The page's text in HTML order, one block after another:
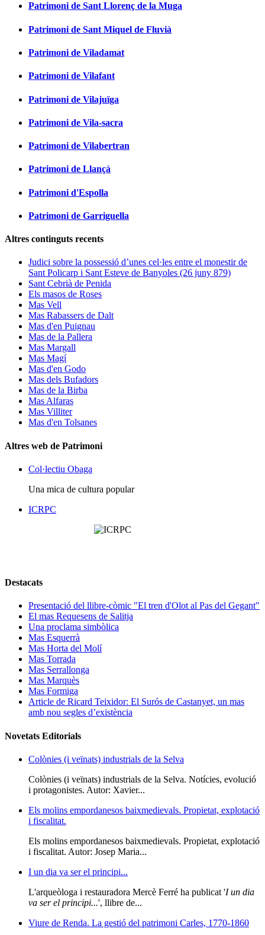
Patrimoni de Sant Llorenç de la Muga
Patrimoni de Sant Miquel de Fluvià
Patrimoni de Viladamat
Patrimoni de Vilafant
Patrimoni de Vilajuïga
Patrimoni de Vila-sacra
Patrimoni de Vilabertran
Patrimoni de Llançà
Patrimoni d'Espolla
Patrimoni de Garriguella
Altres continguts recents
Judici sobre la possessió d’unes cel·les entre el monestir de
Sant Policarp i Sant Esteve de Banyoles (26 juny 879)
Sant Cebrià de Penida
Els masos de Roses
Mas Vell
Mas Rabassers de Dalt
Mas d'en Puignau
Mas de la Pallera
Mas Margall
Mas Magí
Mas d'en Godo
Mas dels Bufadors
Mas de la Birba
Mas Alfaras
Mas Villiter
Mas d'en Tolsanes
Altres web de Patrimoni
Col·lectiu Obaga
Una mica de cultura popular
ICRPC
Destacats
Presentació del llibre-còmic "El tren d'Olot al Pas del Gegant"
El mas Requesens de Salitja
Una proclama simbòlica
Mas Esquerrà
Mas Horta del Molí
Mas Torrada
Mas Serrallonga
Mas Marquès
Mas Formiga
Article de Ricard Teixidor: El Surós de Castanyet, un mas
amb nou segles d’existència
Novetats Editorials
Colònies (i veïnats) industrials de la Selva
Colònies (i veïnats) industrials de la Selva. Notícies, evolució
i protagonistes. Autor: Xavier...
Els molins empordanesos baixmedievals. Propietat, explotació
i fiscalitat.
Els molins empordanesos baixmedievals. Propietat, explotació
i fiscalitat. Autor: Josep Maria...
I un dia va ser el principi...
L'arqueòloga i restauradora Mercè Ferré ha publicat 'I un dia
va ser el principi...', llibre de...
Viure de Renda. La gestió del patrimoni Carles, 1770-1860